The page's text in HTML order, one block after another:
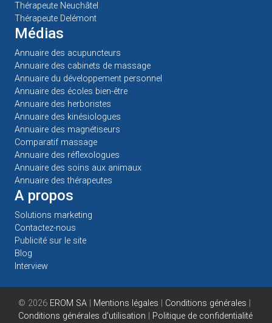
Thérapeute Neuchâtel
Thérapeute Delémont
Médias
Annuaire des acupuncteurs
Annuaire des cabinets de massage
Annuaire du développement personnel
Annuaire des écoles bien-être
Annuaire des herboristes
Annuaire des kinésiologues
Annuaire des magnétiseurs
Comparatif massage
Annuaire des réflexologues
Annuaire des soins aux animaux
Annuaire des thérapeutes
A propos
Solutions marketing
Contactez-nous
Publicité sur le site
Blog
Interview
© 2026 EROM SA Mentions légales Conditions générales
Conditions générales d'utilisation
Politique de confidentialité